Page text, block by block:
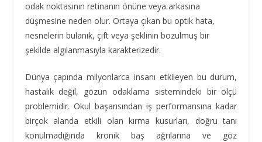
odak noktasının retinanın önüne veya arkasına
düşmesine neden olur. Ortaya çıkan bu optik hata,
nesnelerin bulanık, çift veya şeklinin bozulmuş bir
şekilde algılanmasıyla karakterizedir.
Dünya çapında milyonlarca insanı etkileyen bu durum,
hastalık değil, gözün odaklama sistemindeki bir ölçü
problemidir. Okul başarısından iş performansına kadar
birçok alanda etkili olan kırma kusurları, doğru tanı
konulmadığında kronik baş ağrılarına ve göz